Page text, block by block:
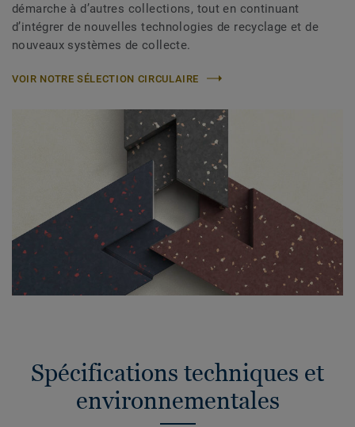
démarche à d’autres collections, tout en continuant
d’intégrer de nouvelles technologies de recyclage et de
nouveaux systèmes de collecte.
VOIR NOTRE SÉLECTION CIRCULAIRE
Spécifications techniques et
environnementales